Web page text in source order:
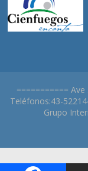
===========
Teléfonos:43-
Grupo